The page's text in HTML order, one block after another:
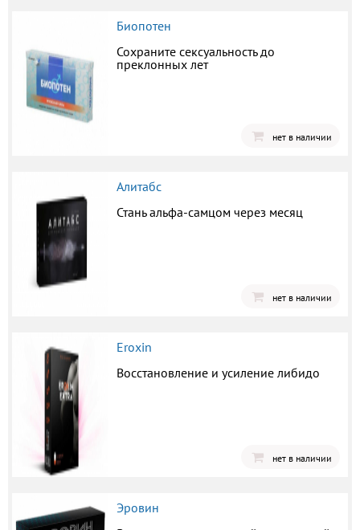
Биопотен
Сохраните сексуальность до
преклонных лет
нет в наличии
Алитабс
Стань альфа-самцом через месяц
нет в наличии
Eroxin
Восстановление и усиление либидо
нет в наличии
Эровин